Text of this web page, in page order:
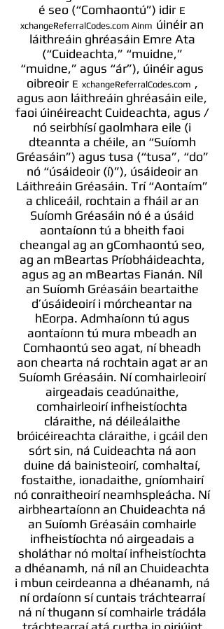
é seo (“Comhaontú”) idir E
xchangeReferralCodes.com Ainm úinéir an
láithreáin ghréasáin Emre Ata
(“Cuideachta,” “muidne,”
“muidne,” agus “ár”), úinéir agus
oibreoir E xchangeReferralCodes.com ,
agus aon láithreáin ghréasáin eile,
faoi úinéireacht Cuideachta, agus /
nó seirbhísí gaolmhara eile (i
dteannta a chéile, an “Suíomh
Gréasáin”) agus tusa (“tusa”, “do”
nó “úsáideoir (í)”), úsáideoir an
Láithreáin Gréasáin. Trí “Aontaím”
a chliceáil, rochtain a fháil ar an
Suíomh Gréasáin nó é a úsáid
aontaíonn tú a bheith faoi
cheangal ag an gComhaontú seo,
ag an mBeartas Príobháideachta,
agus ag an mBeartas Fianán. Níl
an Suíomh Gréasáin beartaithe
d’úsáideoirí i mórcheantar na
hEorpa. Admhaíonn tú agus
aontaíonn tú mura mbeadh an
Comhaontú seo agat, ní bheadh
aon chearta ná rochtain agat ar an
Suíomh Gréasáin. Ní comhairleoirí
airgeadais ceadúnaithe,
comhairleoirí infheistíochta
cláraithe, ná déileálaithe
bróicéireachta cláraithe, i gcáil den
sórt sin, ná Cuideachta ná aon
duine dá bainisteoirí, comhaltaí,
fostaithe, ionadaithe, gníomhairí
nó conraitheoirí neamhspleácha. Ní
airbheartaíonn an Chuideachta ná
an Suíomh Gréasáin comhairle
infheistíochta nó airgeadais a
sholáthar nó moltaí infheistíochta
a dhéanamh, ná níl an Chuideachta
i mbun ceirdeanna a dhéanamh, ná
ní ordaíonn sí cuntais tráchtearraí
ná ní thugann sí comhairle trádála